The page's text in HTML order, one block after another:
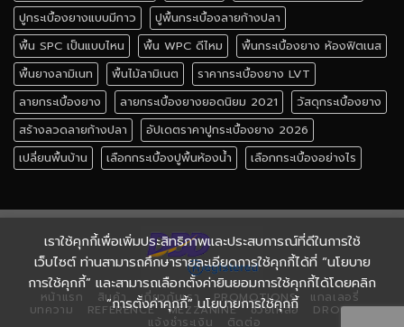
ปูกระเบื้องยางแบบมีกาว
ปูพื้นกระเบื้องลายก้างปลา
พื้น SPC เป็นแบบไหน
พื้น WPC ดีไหม
พื้นกระเบื้องยาง ห้องฟิตเนส
พื้นยางลามิเนท
พื้นไม้ลามิเนต
ราคากระเบื้องยาง LVT
ลายกระเบื้องยาง
ลายกระเบื้องยางยอดนิยม 2021
วัสดุกระเบื้องยาง
สร้างลวดลายก้างปลา
อัปเดตราคาปูกระเบื้องยาง 2026
เปลี่ยนพื้นบ้าน
เลือกกระเบื้องปูพื้นห้องน้ำ เลือกกระเบื้องอย่างไร
หน้าแรก สินค้า เกี่ยวกับเรา PROMOTIONS แกลเลอรี่
บทความ REFERENCE MEZZANINE ช่วยเหลือ DROPSHIP
แจ้งชำระเงิน ติดต่อ
เราใช้คุกกี้เพื่อเพิ่มประสิทธิภาพและประสบการณ์ที่ดีในการใช้
เว็บไซต์ ท่านสามารถศึกษารายละเอียดการใช้คุกกี้ได้ที่ “นโยบาย
การใช้คุกกี้” และสามารถเลือกตั้งค่ายินยอมการใช้คุกกี้ได้โดยคลิก
“การตั้งค่าคุกกี้” นโยบายการใช้คุกกี้